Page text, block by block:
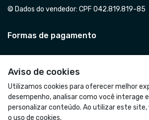
Aviso de cookies
Utilizamos cookies para oferecer melhor
desempenho, analisar como você interage
personalizar conteúdo. Ao utilizar este
o uso de cookies.
© Dados do vendedor: CPF 042.819.819-85
Formas de pagamento